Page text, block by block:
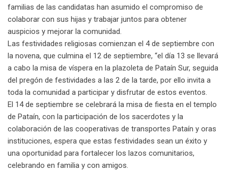
familias de las candidatas han asumido el compromiso de
colaborar con sus hijas y trabajar juntos para obtener
auspicios y mejorar la comunidad.
Las festividades religiosas comienzan el 4 de septiembre con
la novena, que culmina el 12 de septiembre, “el día 13 se llevará
a cabo la misa de víspera en la plazoleta de Pataín Sur, seguida
del pregón de festividades a las 2 de la tarde, por ello invita a
toda la comunidad a participar y disfrutar de estos eventos.
El 14 de septiembre se celebrará la misa de fiesta en el templo
de Pataín, con la participación de los sacerdotes y la
colaboración de las cooperativas de transportes Pataín y oras
instituciones, espera que estas festividades sean un éxito y
una oportunidad para fortalecer los lazos comunitarios,
celebrando en familia y con amigos.